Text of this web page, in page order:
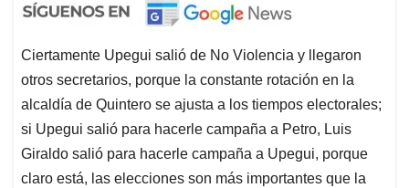
Ciertamente Upegui salió de No Violencia y llegaron
otros secretarios, porque la constante rotación en la
alcaldía de Quintero se ajusta a los tiempos electorales;
si Upegui salió para hacerle campaña a Petro, Luis
Giraldo salió para hacerle campaña a Upegui, porque
claro está, las elecciones son más importantes que la